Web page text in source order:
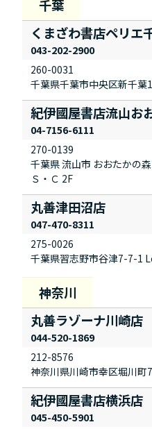
くまざわ書店ペリエ
260-0031
千葉県千葉市中央区新千
043-202-2900
紀伊國屋書店流山お
270-0139
千葉県 流山市 おおたかの
Ｓ・Ｃ 2F
04-7156-6111
丸善津田沼店
275-0026
千葉県習志野市谷津7-7-1
047-470-8311
丸善ラゾーナ川崎店
212-8576
神奈川県川崎市幸区堀川
044-520-1869
紀伊國屋書店横浜店
045-450-5901